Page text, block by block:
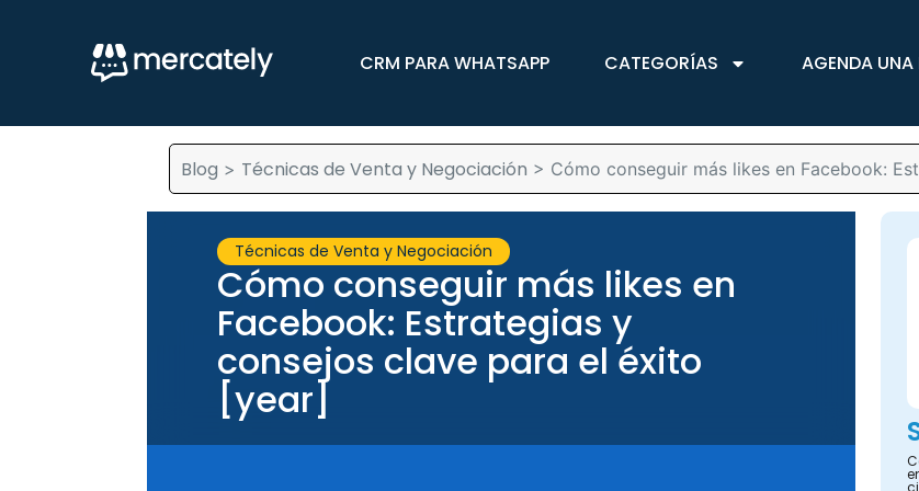
CRM PARA WHATSAPP CATEGORÍAS AGENDA UNA
Blog > Técnicas de Venta y Negociación > Cómo conseguir más likes en Facebook:
Técnicas de Venta y Negociación
Cómo conseguir más likes en
Facebook: Estrategias y
consejos clave para el éxito
[year]